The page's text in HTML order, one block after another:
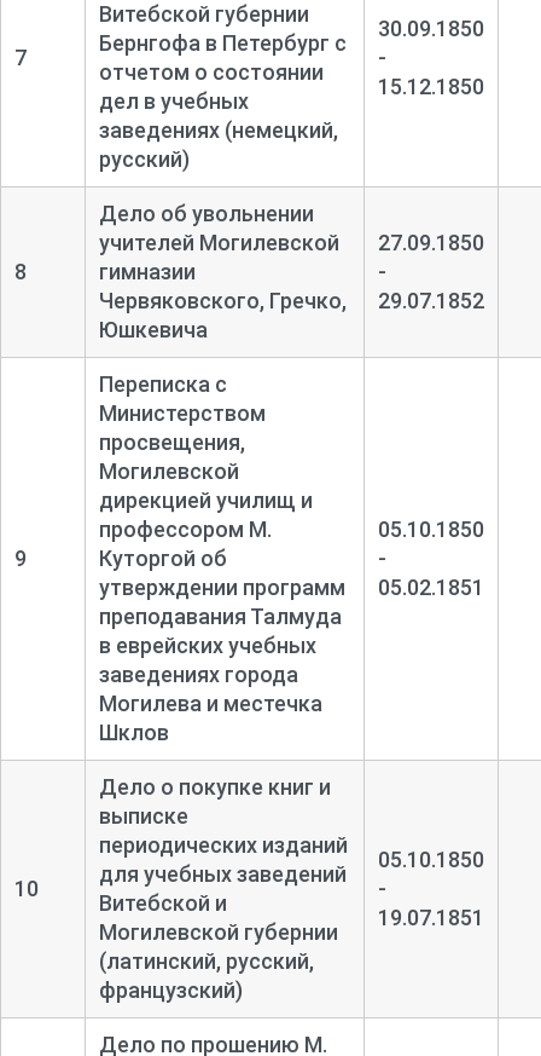
7
Витебской губернии
Бернгофа в Петербург с
отчетом о состоянии
дел в учебных
заведениях (немецкий,
русский)
30.09.1850
-
15.12.1850
8
Дело об увольнении
учителей Могилевской
гимназии
Червяковского, Гречко,
Юшкевича
27.09.1850
-
29.07.1852
9
Переписка с
Министерством
просвещения,
Могилевской
дирекцией училищ и
профессором М.
Куторгой об
утверждении программ
преподавания Талмуда
в еврейских учебных
заведениях города
Могилева и местечка
Шклов
05.10.1850
-
05.02.1851
10
Дело о покупке книг и
выписке
периодических изданий
для учебных заведений
Витебской и
Могилевской губернии
(латинский, русский,
французский)
05.10.1850
-
19.07.1851
Дело по прошению М.